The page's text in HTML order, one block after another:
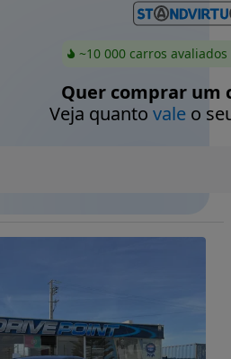
~10 000 carros
Quer comprar um
Veja quanto valeo